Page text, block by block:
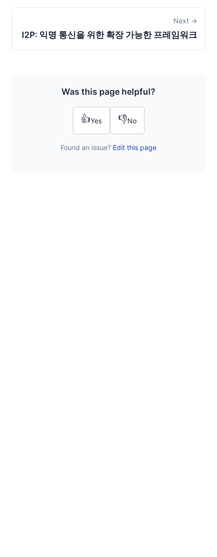
Next →
I2P: 익명 통신을 위한 확장 가능한 프레임워크
Was this page helpful?
👍Yes 👎No
Found an issue? Edit this page